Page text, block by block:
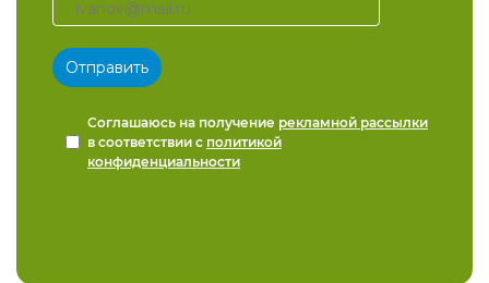
Соглашаюсь на получение рекламной рассылки
в соответствии с политикой
конфиденциальности